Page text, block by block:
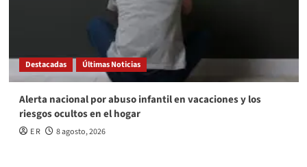
Destacadas Últimas Noticias
Alerta nacional por abuso infantil en vacaciones y los
riesgos ocultos en el hogar
E R 8 agosto, 2026